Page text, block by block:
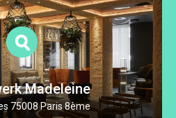
Madeleine
75008 Paris 8ème